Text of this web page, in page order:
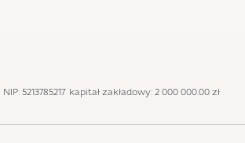
NIP: 5213785217 kapitał zakładowy: 2 000 000.00 zł